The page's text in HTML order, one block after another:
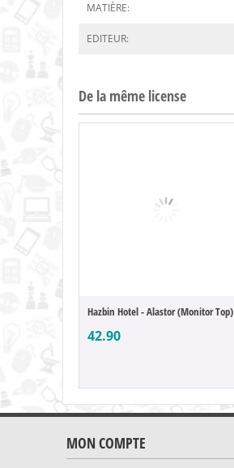
MATIÈRE:
EDITEUR:
De la même license
Hazbin Hotel - Alastor (Monitor Top)
42.90
MON COMPTE